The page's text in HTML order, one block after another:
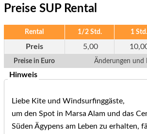
Preise SUP Rental
Rental 1/2 Std. 1 Std.
Preise in Euro Änderungen und
Preis 5,00
Hinweis
Liebe Kite und Windsurfinggäste,
um den Spot in Marsa Alam und das
Süden Ägypens am Leben zu erhalten,